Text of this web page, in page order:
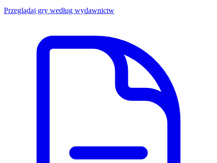
Przeglądaj gry według wydawnictw